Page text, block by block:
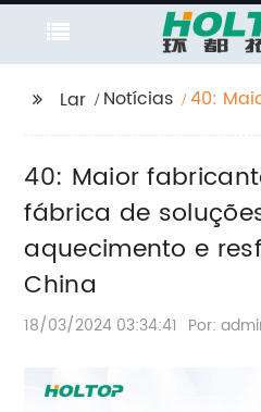
Lar Notícias
40:
de
40: Maior
fábrica de
aquecimento e
China
18/03/2024 03:34:41 Por: